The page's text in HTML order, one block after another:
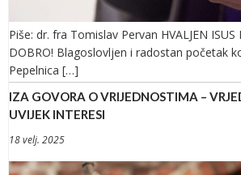
Piše: dr. fra Tomislav Pervan HVALJEN ISUS
DOBRO! Blagoslovljen i radostan početak
Pepelnica […]
IZA GOVORA O VRIJEDNOSTIMA –
UVIJEK INTERESI
18 velj. 2025